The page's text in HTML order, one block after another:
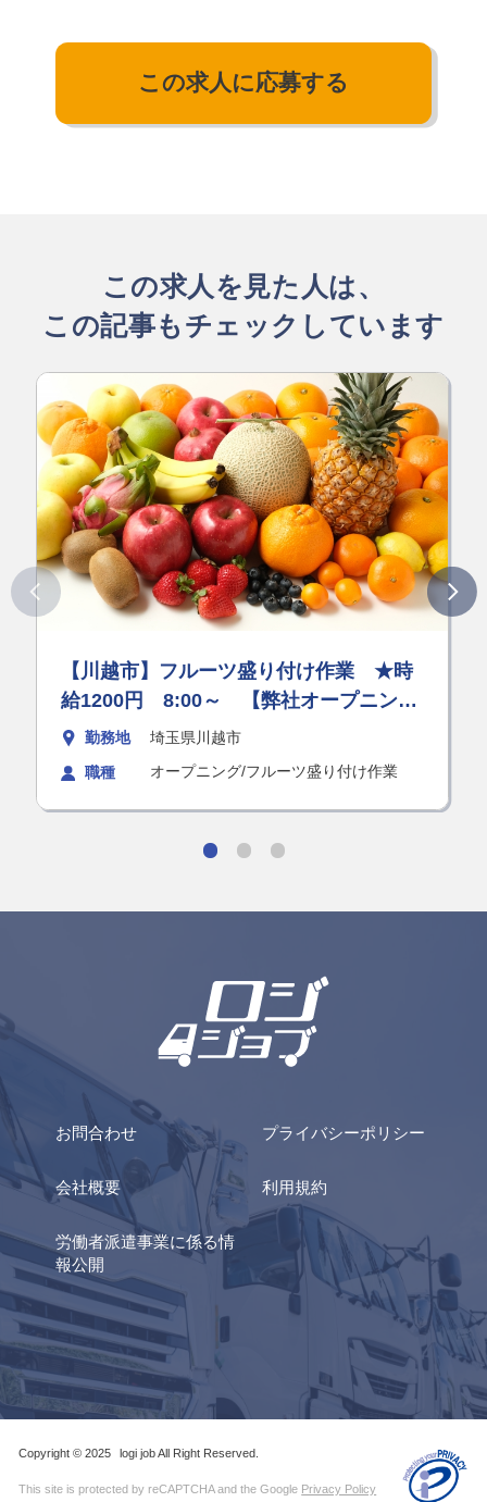
この求人に応募する
この求人を見た人は、
この記事もチェックしています
【川越市】フルーツ盛り付け作業 ★時
給1200円 8:00～ 【弊社オープニング
大量募集】留学生歓迎！男女活躍中♪ダブ
ルワーク歓迎！
勤務地 埼玉県川越市
職種 オープニング/フルーツ盛り付け作業
会社概要
プライバシーポリシー
利用規約
労働者派遣事業に係る情
報公開
お問合わせ
Copyright © 2025 logi job All Right Reserved.
This site is protected by reCAPTCHA and the Google Privacy Policy